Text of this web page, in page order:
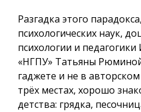
Разгадка этого
психологических наук,
психологии и
«НГПУ» Татьяны
гаджете и не в
трёх местах, хорошо
детства: грядка,